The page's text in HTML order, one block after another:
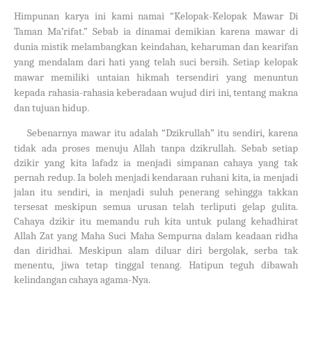
Himpunan karya ini kami namai “Kelopak-Kelopak Mawar Di
Taman Ma’rifat.” Sebab ia dinamai demikian karena mawar di
dunia mistik melambangkan keindahan, keharuman dan kearifan
yang mendalam dari hati yang telah suci bersih. Setiap kelopak
mawar memiliki untaian hikmah tersendiri yang menuntun
kepada rahasia-rahasia keberadaan wujud diri ini, tentang makna
dan tujuan hidup.
Sebenarnya mawar itu adalah “Dzikrullah” itu sendiri, karena
tidak ada proses menuju Allah tanpa dzikrullah. Sebab setiap
dzikir yang kita lafadz ia menjadi simpanan cahaya yang tak
pernah redup. Ia boleh menjadi kendaraan ruhani kita, ia menjadi
jalan itu sendiri, ia menjadi suluh penerang sehingga takkan
tersesat meskipun semua urusan telah terliputi gelap gulita.
Cahaya dzikir itu memandu ruh kita untuk pulang kehadhirat
Allah Zat yang Maha Suci Maha Sempurna dalam keadaan ridha
dan diridhai. Meskipun alam diluar diri bergolak, serba tak
menentu, jiwa tetap tinggal tenang. Hatipun teguh dibawah
kelindangan cahaya agama-Nya.